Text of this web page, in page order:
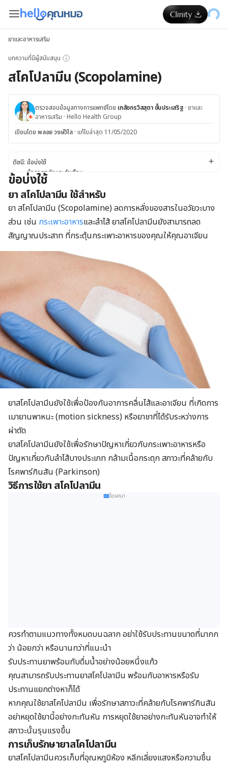
ยาและอาหารเสริม
บทความที่มีผู้สนับสนุน
สโคโปลามีน (Scopolamine)
ตรวจสอบข้อมูลทางการแพทย์โดย เภสัชกรวิสสุตา ชั้นประเสริฐ · ยาและ
อาหารเสริม · Hello Health Group
เขียนโดย พลอย วงษ์วิไล · แก้ไขล่าสุด 11/05/2020
ดัชนี: ข้อบ่งใช้
ข้อควรระวังและคำเตือน
ผลข้างเคียง
ปฏิกิริยาของยา
ขนาดยา
ข้อบ่งใช้
ยา สโคโปลามีน ใช้สำหรับ
ยา สโคโปลามีน (Scopolamine) ลดการหลั่งของสารในอวัยวะบาง
ส่วน เช่น กระเพาะอาหารและลำไส้ ยาสโคโปลามีนยังสามารถลด
สัญญาณประสาท ที่กระตุ้นกระเพาะอาหารของคุณให้คุณอาเจียน
ยาสโคโปลามีนยังใช้เพื่อป้องกันอาการคลื่นไส้และอาเจียน ที่เกิดการ
เมายานพาหนะ (motion sickness) หรือยาชาที่ได้รับระหว่างการ
ผ่าตัด
ยาสโคโปลามีนยังใช้เพื่อรักษาปัญหาเกี่ยวกับกระเพาะอาหารหรือ
ปัญหาเกี่ยวกับลำไส้บางประเภท กล้ามเนื้อกระตุก สภาวะที่คล้ายกับ
โรคพาร์กินสัน (Parkinson)
วิธีการใช้ยา สโคโปลามีน
โฆษณา
ควรทำตามแนวทางทั้งหมดบนฉลาก อย่าใช้รับประทานขนาดที่มากก
ว่า น้อยกว่า หรือนานกว่าที่แนะนำ
รับประทานยาพร้อมกับดื่มน้ำอย่างน้อยหนึ่งแก้ว
คุณสามารถรับประทานยาสโคโปลามีน พร้อมกับอาหารหรือรับ
ประทานแยกต่างหาก็ได้
หากคุณใช้ยาสโคโปลามีน เพื่อรักษาสภาวะที่คล้ายกับโรคพาร์กินสัน
อย่าหยุดใช้ยานี้อย่างกะทันหัน การหยุดใช้ยาอย่างกะทันหันอาจทำให้
สภาวะนั้นรุนแรงขึ้น
การเก็บรักษายาสโคโปลามีน
ยาสโคโปลามีนควรเก็บที่อุณหภูมิห้อง หลีกเลี่ยงแสงหรือความชื้น